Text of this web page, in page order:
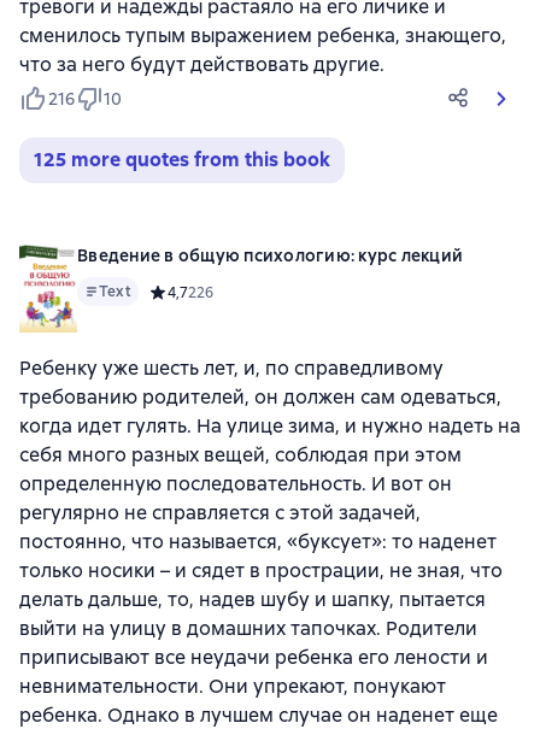
тревоги и надежды растаяло на его личике и
сменилось тупым выражением ребенка, знающего,
что за него будут действовать другие.
216 10
125 more quotes from this book
Введение в общую психологию: курс лекций
Text Средний рейтинг 4,7 на основе 226 оценок
4,7226
Ребенку уже шесть лет, и, по справедливому
требованию родителей, он должен сам одеваться,
когда идет гулять. На улице зима, и нужно надеть на
себя много разных вещей, соблюдая при этом
определенную последовательность. И вот он
регулярно не справляется с этой задачей,
постоянно, что называется, «буксует»: то наденет
только носики – и сядет в прострации, не зная, что
делать дальше, то, надев шубу и шапку, пытается
выйти на улицу в домашних тапочках. Родители
приписывают все неудачи ребенка его лености и
невнимательности. Они упрекают, понукают
ребенка. Однако в лучшем случае он наденет еще